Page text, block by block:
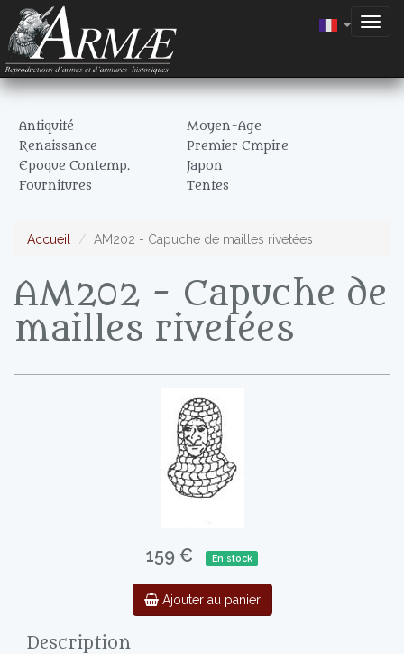
Antiquité
Moyen-Age
Renaissance
Premier Empire
Epoque Contemp.
Japon
Fournitures
Tentes
Accueil AM202 - Capuche de mailles rivetées
AM202 - Capuche de
mailles rivetées
159 € En stock
Ajouter au panier
Description